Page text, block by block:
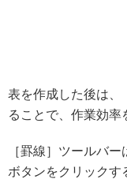
表を作成した後は、
ることで、作業効率
［罫線］ツールバ
ボタンをクリックす